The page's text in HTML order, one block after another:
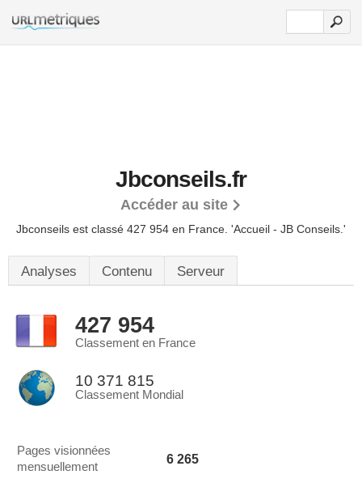
Jbconseils.fr
Accéder au site
Jbconseils est classé 427 954 en France. 'Accueil - JB Conseils.'
Analyses Contenu Serveur
427 954
Classement en France
10 371 815
Classement Mondial
Pages visionnées
mensuellement
6 265